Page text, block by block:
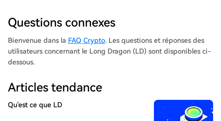
Questions connexes
Bienvenue dans la FAQ Crypto. Les questions et réponses des
utilisateurs concernant le Long Dragon (LD) sont disponibles ci-
dessous.
Articles tendance
Qu'est ce que LD